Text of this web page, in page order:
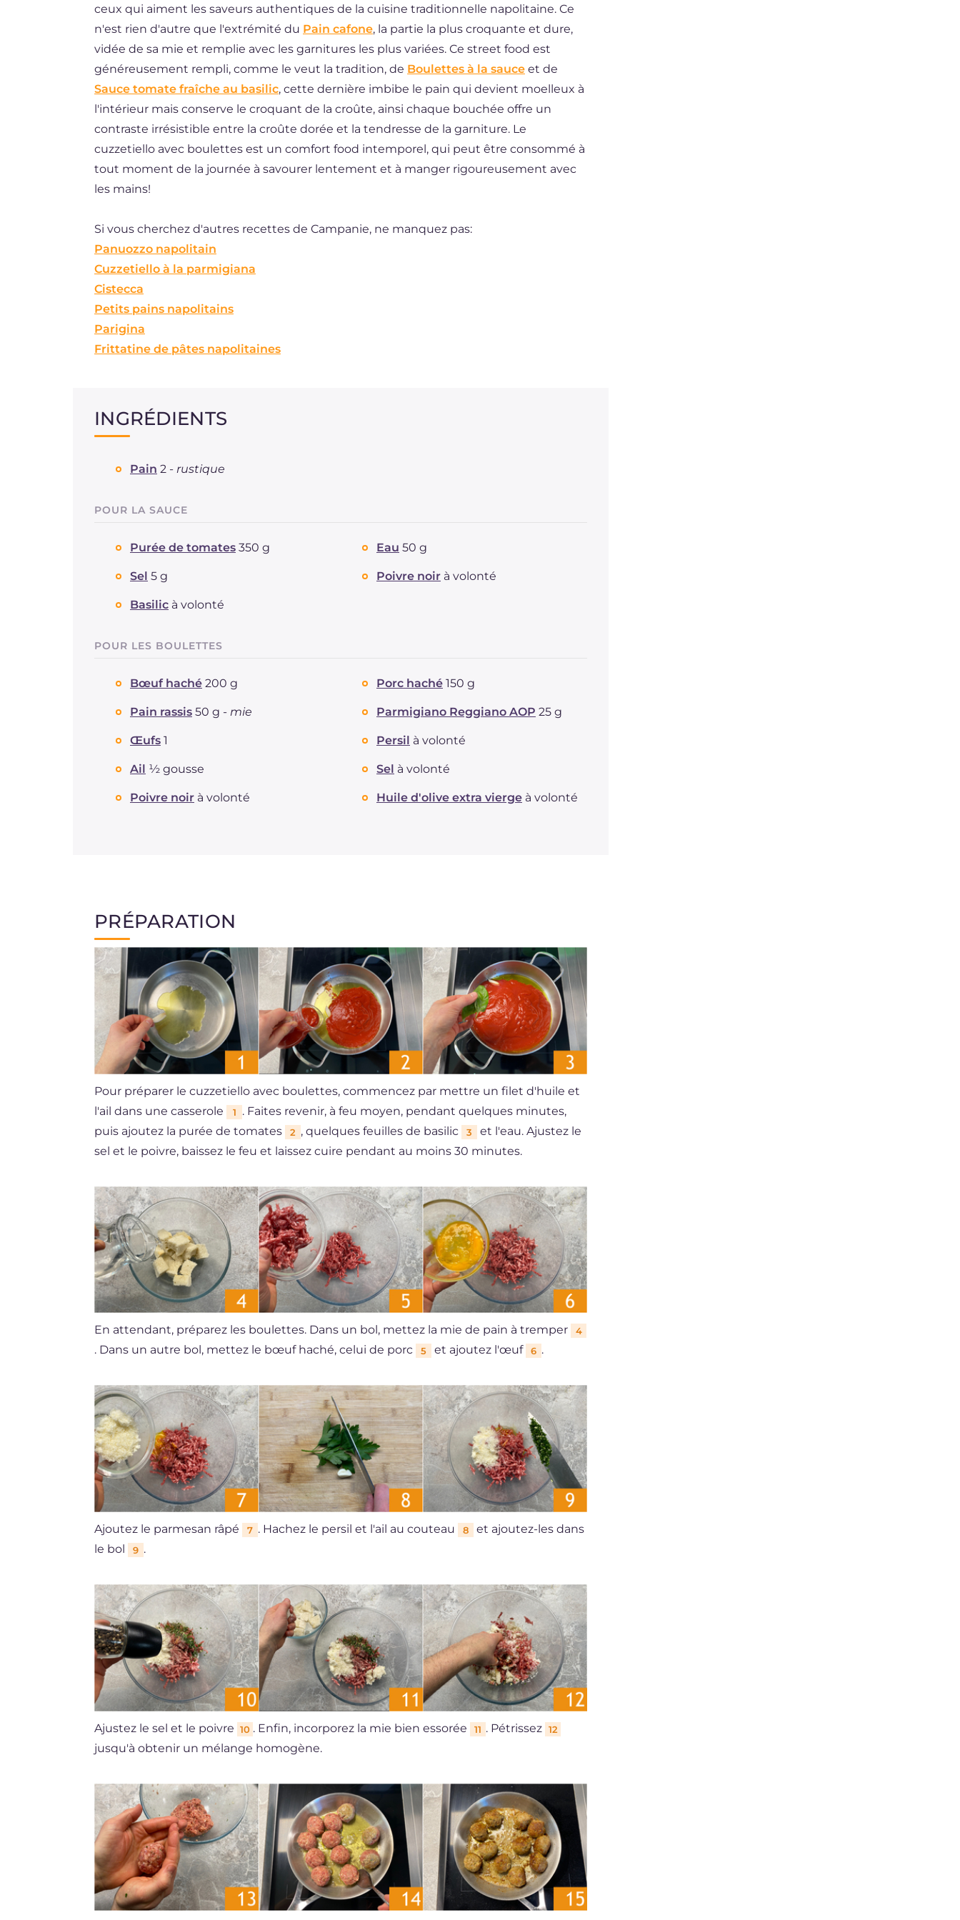
BR
NL
ceux qui aiment les saveurs authentiques de la cuisine traditionnelle napolitaine. Ce
n'est rien d'autre que l'extrémité du Pain cafone, la partie la plus croquante et dure,
vidée de sa mie et remplie avec les garnitures les plus variées. Ce street food est
généreusement rempli, comme le veut la tradition, de Boulettes à la sauce et de
Sauce tomate fraîche au basilic, cette dernière imbibe le pain qui devient moelleux à
l'intérieur mais conserve le croquant de la croûte, ainsi chaque bouchée offre un
contraste irrésistible entre la croûte dorée et la tendresse de la garniture. Le
cuzzetiello avec boulettes est un comfort food intemporel, qui peut être consommé à
tout moment de la journée à savourer lentement et à manger rigoureusement avec
les mains!
Si vous cherchez d'autres recettes de Campanie, ne manquez pas:
Panuozzo napolitain
Cuzzetiello à la parmigiana
Cistecca
Petits pains napolitains
Parigina
Frittatine de pâtes napolitaines
INGRÉDIENTS
Pain 2 - rustique
POUR LA SAUCE
Purée de tomates 350 g Eau 50 g
Sel 5 g Poivre noir à volonté
Basilic à volonté
POUR LES BOULETTES
Bœuf haché 200 g Porc haché 150 g
Pain rassis 50 g - mie Parmigiano Reggiano AOP 25 g
Œufs 1 Persil à volonté
Ail ½ gousse Sel à volonté
Poivre noir à volonté Huile d'olive extra vierge à volonté
PRÉPARATION
Pour préparer le cuzzetiello avec boulettes, commencez par mettre un filet d'huile et
l'ail dans une casserole
1
. Faites revenir, à feu moyen, pendant quelques minutes,
puis ajoutez la purée de tomates
2 , quelques feuilles de basilic 3
et l'eau. Ajustez le
sel et le poivre, baissez le feu et laissez cuire pendant au moins 30 minutes.
En attendant, préparez les boulettes. Dans un bol, mettez la mie de pain à tremper 4
. Dans un autre bol, mettez le bœuf haché, celui de porc 5 et ajoutez l'œuf 6 .
Ajoutez le parmesan râpé 7 . Hachez le persil et l'ail au couteau 8
et ajoutez-les dans
le bol
9 .
Ajustez le sel et le poivre 10 . Enfin, incorporez la mie bien essorée 11 . Pétrissez 12
jusqu'à obtenir un mélange homogène.